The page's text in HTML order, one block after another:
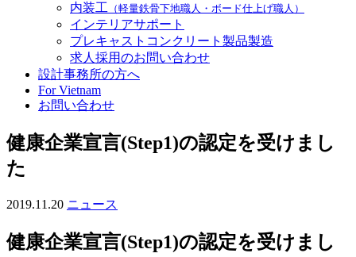
内装工 （軽量鉄骨下地職人・ボード仕上げ職人）
インテリアサポート
プレキャストコンクリート製品製造
求人採用のお問い合わせ
設計事務所の方へ
For Vietnam
お問い合わせ
健康企業宣言(Step1)の認定を受けまし
た
2019.11.20 ニュース
健康企業宣言(Step1)の認定を受けまし